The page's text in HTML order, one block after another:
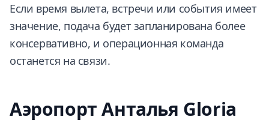
Если время вылета, встречи или события имеет
значение, подача будет запланирована более
консервативно, и операционная команда
останется на связи.
Аэропорт Анталья Gloria